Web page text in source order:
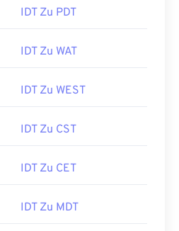
IDT Zu PDT
IDT Zu WAT
IDT Zu WEST
IDT Zu CST
IDT Zu CET
IDT Zu MDT